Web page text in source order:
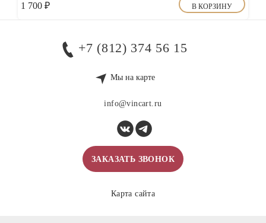
1 700 ₽ В КОРЗИНУ
+7 (812) 374 56 15
Мы на карте
info@vincart.ru
ЗАКАЗАТЬ ЗВОНОК
Карта сайта